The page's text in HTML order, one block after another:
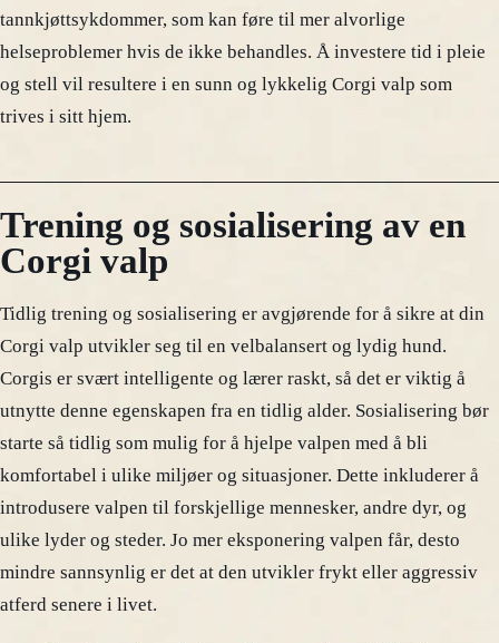
tannkjøttsykdommer, som kan føre til mer alvorlige
helseproblemer hvis de ikke behandles. Å investere tid i pleie
og stell vil resultere i en sunn og lykkelig Corgi valp som
trives i sitt hjem.
Trening og sosialisering av en
Corgi valp
Tidlig trening og sosialisering er avgjørende for å sikre at din
Corgi valp utvikler seg til en velbalansert og lydig hund.
Corgis er svært intelligente og lærer raskt, så det er viktig å
utnytte denne egenskapen fra en tidlig alder. Sosialisering bør
starte så tidlig som mulig for å hjelpe valpen med å bli
komfortabel i ulike miljøer og situasjoner. Dette inkluderer å
introdusere valpen til forskjellige mennesker, andre dyr, og
ulike lyder og steder. Jo mer eksponering valpen får, desto
mindre sannsynlig er det at den utvikler frykt eller aggressiv
atferd senere i livet.